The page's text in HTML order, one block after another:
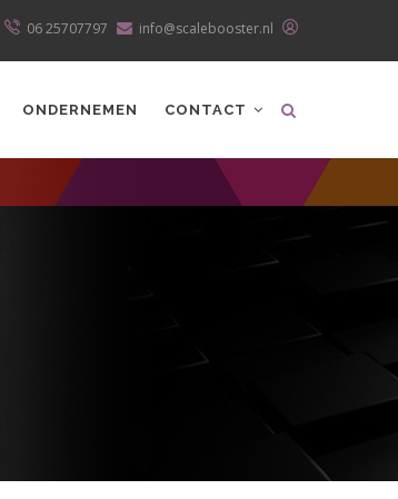
06 25707797 info@scalebooster.nl
ONDERNEMEN CONTACT